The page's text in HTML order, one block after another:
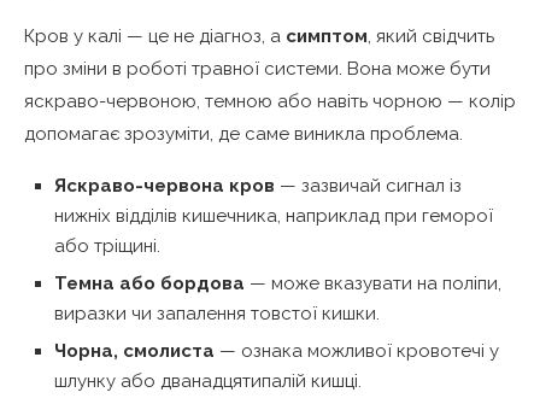
Кров у калі — це не діагноз, а симптом, який свідчить
про зміни в роботі травної системи. Вона може бути
яскраво-червоною, темною або навіть чорною — колір
допомагає зрозуміти, де саме виникла проблема.
Яскраво-червона кров — зазвичай сигнал із
нижніх відділів кишечника, наприклад при геморої
або тріщині.
Темна або бордова — може вказувати на поліпи,
виразки чи запалення товстої кишки.
Чорна, смолиста — ознака можливої кровотечі у
шлунку або дванадцятипалій кишці.